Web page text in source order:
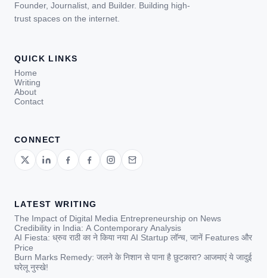
Founder, Journalist, and Builder. Building high-
trust spaces on the internet.
QUICK LINKS
Home
Writing
About
Contact
CONNECT
LATEST WRITING
The Impact of Digital Media Entrepreneurship on News
Credibility in India: A Contemporary Analysis
AI Fiesta: ध्रुव राठी का ने किया नया AI Startup लॉन्च, जानें Features और
Price
Burn Marks Remedy: जलने के निशान से पाना है छुटकारा? आजमाएं ये जादुई
घरेलू नुस्खे!